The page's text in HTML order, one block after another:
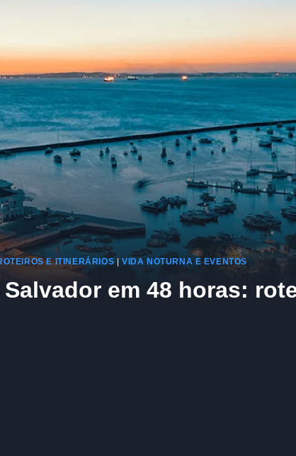
E ITINERÁRIOS VIDA NOTURNA E EVENTOS
em 48 horas: